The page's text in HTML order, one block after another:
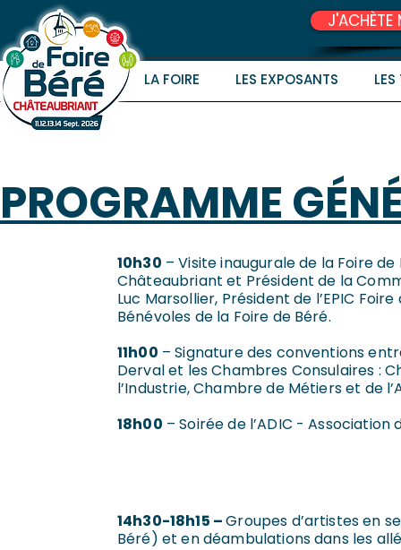
J'ACHÈTE
LA FOIRE LES EXPOSANTS
PROGRAMME
10h30 – Visite inaugurale de la Foire
Châteaubriant et Président de la
Luc Marsollier, Président de l’EPIC
Bénévoles de la Foire de Béré.
11h00 – Signature des conventions
Derval et les Chambres Consulaires :
l’Industrie, Chambre de Métiers et de
18h00 – Soirée de l’ADIC -
14h30-18h15 –Groupes d’artistes en
Béré) et en déambulations dans les